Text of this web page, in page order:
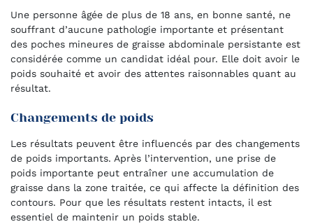
Une personne âgée de plus de 18 ans, en bonne santé, ne
souffrant d’aucune pathologie importante et présentant
des poches mineures de graisse abdominale persistante est
considérée comme un candidat idéal pour. Elle doit avoir le
poids souhaité et avoir des attentes raisonnables quant au
résultat.
Changements de poids
Les résultats peuvent être influencés par des changements
de poids importants. Après l’intervention, une prise de
poids importante peut entraîner une accumulation de
graisse dans la zone traitée, ce qui affecte la définition des
contours. Pour que les résultats restent intacts, il est
essentiel de maintenir un poids stable.